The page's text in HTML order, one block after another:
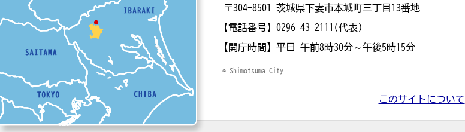
〒304-8501 茨城県下妻市本城町三丁目13番地
【電話番号】 0296-43-2111(代表)
【開庁時間】 平日 午前8時30分～午後5時15分
© Shimotsuma City
このサイトについて